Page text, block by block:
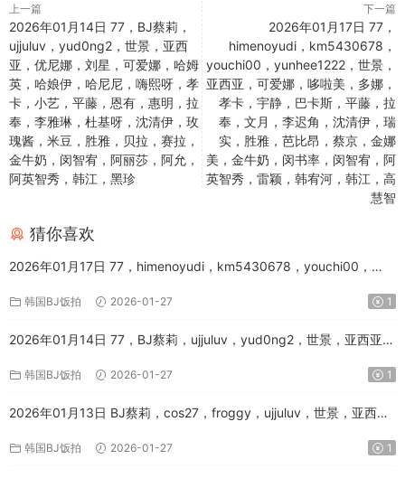
上一篇
2026年01月14日 77，BJ蔡莉，
ujjuluv，yud0ng2，世景，亚西
亚，优尼娜，刘星，可爱娜，哈姆
英，哈娘伊，哈尼尼，嗨熙呀，孝
卡，小艺，平藤，恩有，惠明，拉
奉，李雅琳，杜基呀，沈清伊，玫
瑰酱，米豆，胜雅，贝拉，赛拉，
金牛奶，闵智宥，阿丽莎，阿允，
阿英智秀，韩江，黑珍
下一篇
2026年01月17日 77，
himenoyudi，km5430678，
youchi00，yunhee1222，世景，
亚西亚，可爱娜，哆啦美，多娜，
孝卡，宇静，巴卡斯，平藤，拉
奉，文月，李迟角，沈清伊，瑞
实，胜雅，芭比昂，蔡京，金娜
美，金牛奶，闵书率，闵智宥，阿
英智秀，雷颖，韩宥河，韩江，高
慧智
猜你喜欢
2026年01月17日 77，himenoyudi，km5430678，youchi00，
静，巴卡斯，平藤，拉奉，文月，李迟角，沈清伊，瑞实，胜雅，芭
比昂，蔡京，金娜美，金牛奶，闵书率，闵智宥，阿英智秀，雷颖，
韩国BJ饭拍 2026-01-27 1
2026年01月14日 77，BJ蔡莉，ujjuluv，yud0ng2，世景，亚西亚，
小艺，平藤，恩有，惠明，拉奉，李雅琳，杜基呀，沈清伊，玫瑰
酱，米豆，胜雅，贝拉，赛拉，金牛奶，闵智宥，阿丽莎，阿允，阿
韩国BJ饭拍 2026-01-27 1
2026年01月13日 BJ蔡莉，cos27，froggy，ujjuluv，世景，亚西
尹雅贤，恩有，惠明，拉奉，新春，智贤，林珠雅女士，果汁世妍，
韩国BJ饭拍 2026-01-27 1